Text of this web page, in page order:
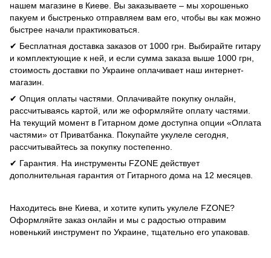
нашем магазине в Киеве. Вы заказываете – мы хорошенько
пакуем и быстренько отправляем вам его, чтобы вы как можно
быстрее начали практиковаться.
✔ Бесплатная доставка заказов от 1000 грн. Выбирайте гитару
и комплектующие к ней, и если сумма заказа выше 1000 грн,
стоимость доставки по Украине оплачивает наш интернет-
магазин.
✔ Опция оплаты частями. Оплачивайте покупку онлайн,
рассчитываясь картой, или же оформляйте оплату частями.
На текущий момент в Гитарном доме доступна опции «Оплата
частями» от Приватбанка. Покупайте укулеле сегодня,
рассчитывайтесь за покупку постепенно.
✔ Гарантия. На инструменты FZONE действует
дополнительная гарантия от Гитарного дома на 12 месяцев.
Находитесь вне Киева, и хотите купить укулеле FZONE?
Оформляйте заказ онлайн и мы с радостью отправим
новенький инструмент по Украине, тщательно его упаковав.